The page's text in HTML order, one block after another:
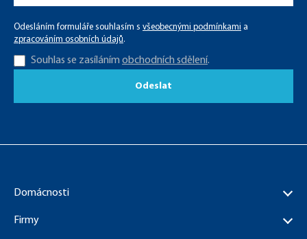
Odesláním formuláře souhlasím s všeobecnými podmínkami a
zpracováním osobních údajů.
Souhlas se zasíláním obchodních sdělení.
Odeslat
Domácnosti
Firmy